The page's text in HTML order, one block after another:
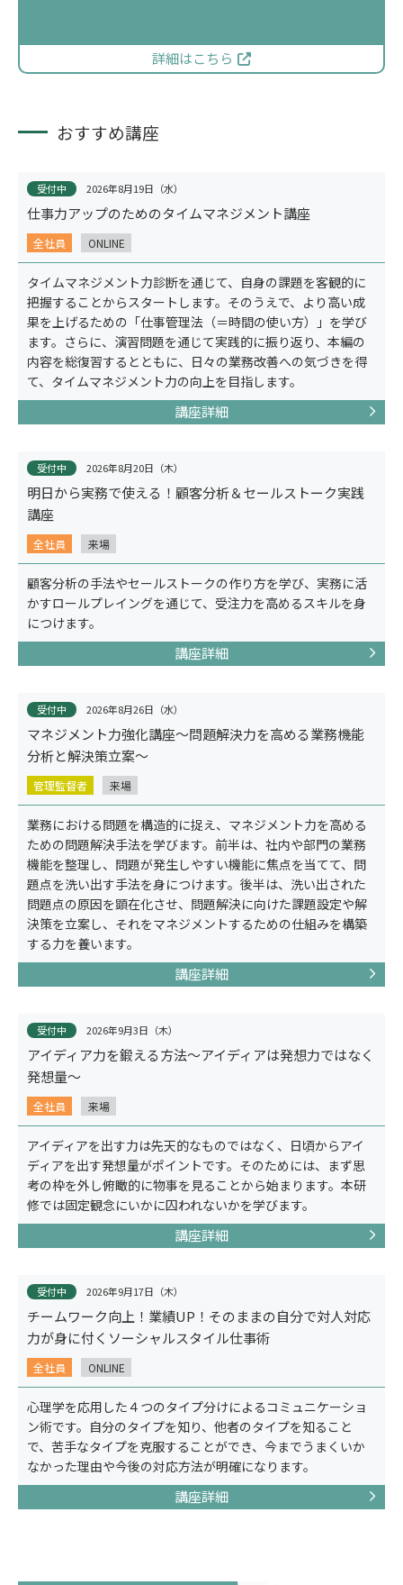
コラム
コンセプト
詳細はこちら
おすすめ講座
受付中 2026年8月19日（水）
仕事力アップのためのタイムマネジメント講座
全社員 ONLINE
タイムマネジメント力診断を通じて、自身の課題を客観的に
把握することからスタートします。そのうえで、より高い成
果を上げるための「仕事管理法（＝時間の使い方）」を学び
ます。さらに、演習問題を通じて実践的に振り返り、本編の
内容を総復習するとともに、日々の業務改善への気づきを得
て、タイムマネジメント力の向上を目指します。
講座詳細
受付中 2026年8月20日（木）
明日から実務で使える！顧客分析＆セールストーク実践
講座
全社員 来場
顧客分析の手法やセールストークの作り方を学び、実務に活
かすロールプレイングを通じて、受注力を高めるスキルを身
につけます。
講座詳細
受付中 2026年8月26日（水）
マネジメント力強化講座～問題解決力を高める業務機能
分析と解決策立案～
管理監督者 来場
業務における問題を構造的に捉え、マネジメント力を高める
ための問題解決手法を学びます。前半は、社内や部門の業務
機能を整理し、問題が発生しやすい機能に焦点を当てて、問
題点を洗い出す手法を身につけます。後半は、洗い出された
問題点の原因を顕在化させ、問題解決に向けた課題設定や解
決策を立案し、それをマネジメントするための仕組みを構築
する力を養います。
講座詳細
受付中 2026年9月3日（木）
アイディア力を鍛える方法～アイディアは発想力ではなく
発想量～
全社員 来場
アイディアを出す力は先天的なものではなく、日頃からアイ
ディアを出す発想量がポイントです。そのためには、まず思
考の枠を外し俯瞰的に物事を見ることから始まります。本研
修では固定観念にいかに囚われないかを学びます。
講座詳細
受付中 2026年9月17日（木）
チームワーク向上！業績UP！そのままの自分で対人対応
力が身に付くソーシャルスタイル仕事術
全社員 ONLINE
心理学を応用した４つのタイプ分けによるコミュニケーショ
ン術です。自分のタイプを知り、他者のタイプを知ること
で、苦手なタイプを克服することができ、今までうまくいか
なかった理由や今後の対応方法が明確になります。
講座詳細